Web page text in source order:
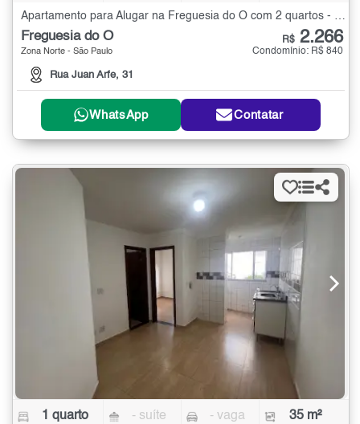
Apartamento para Alugar na Freguesia do Ó com 2 quartos - 50 m²
Freguesia do Ó
Zona Norte - São Paulo
Rua Juan Arfe, 31
R$ 2.266
Condomínio: R$ 840
WhatsApp Contatar
1 quarto - suíte - vaga 35 m²